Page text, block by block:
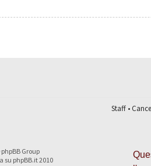
Staff•
Group
su phpBB.it 2010